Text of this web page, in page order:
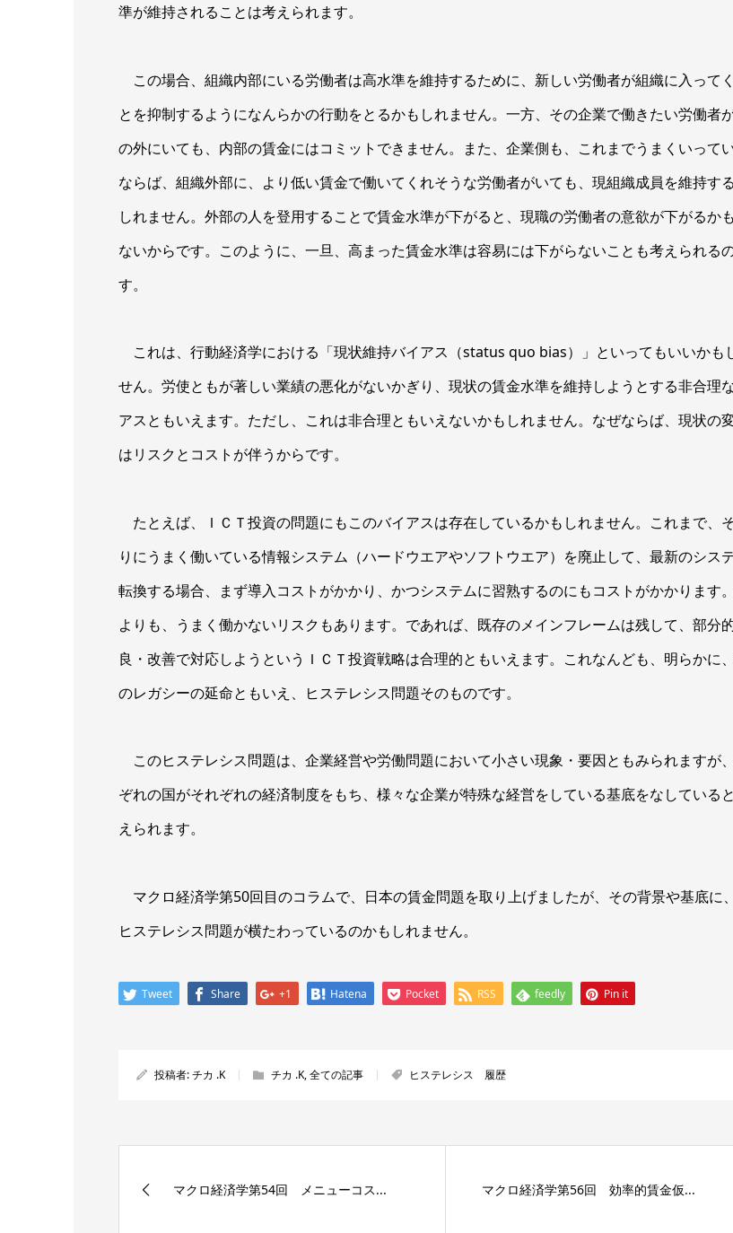
準が維持されることは考えられます。
この場合、組織内部にいる労働者は高水準を維持するために、新しい労働者が組織に入って
とを抑制するようになんらかの行動をとるかもしれません。一方、その企業で働きたい労働者
の外にいても、内部の賃金にはコミットできません。また、企業側も、これまでうまくいって
ならば、組織外部に、より低い賃金で働いてくれそうな労働者がいても、現組織成員を維持す
しれません。外部の人を登用することで賃金水準が下がると、現職の労働者の意欲が下がるか
ないからです。このように、一旦、高まった賃金水準は容易には下がらないことも考えられる
す。
これは、行動経済学における「現状維持バイアス（status quo bias）」といってもいいかも
せん。労使ともが著しい業績の悪化がないかぎり、現状の賃金水準を維持しようとする非合理
アスともいえます。ただし、これは非合理ともいえないかもしれません。なぜならば、現状の
はリスクとコストが伴うからです。
たとえば、ＩＣＴ投資の問題にもこのバイアスは存在しているかもしれません。これまで、
りにうまく働いている情報システム（ハードウエアやソフトウエア）を廃止して、最新のシス
転換する場合、まず導入コストがかかり、かつシステムに習熟するのにもコストがかかります
よりも、うまく働かないリスクもあります。であれば、既存のメインフレームは残して、部分
良・改善で対応しようというＩＣＴ投資戦略は合理的ともいえます。これなんども、明らかに
のレガシーの延命ともいえ、ヒステレシス問題そのものです。
このヒステレシス問題は、企業経営や労働問題において小さい現象・要因ともみられますが
ぞれの国がそれぞれの経済制度をもち、様々な企業が特殊な経営をしている基底をなしている
えられます。
マクロ経済学第50回目のコラムで、日本の賃金問題を取り上げましたが、その背景や基底に
ヒステレシス問題が横たわっているのかもしれません。
Tweet Share +1 Hatena Pocket RSS feedly Pin it
投稿者:チカ .K チカ .K,全ての記事 ヒステレシス 履歴
マクロ経済学第54回 メニューコス... マクロ経済学第56回 効率的賃金仮...